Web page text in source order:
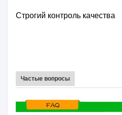
Строгий контроль качества
Частые вопросы